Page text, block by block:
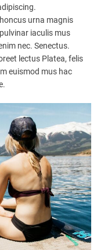
urna magnis
iaculis mus
nec. Senectus.
lectus Platea, felis
euismod mus hac